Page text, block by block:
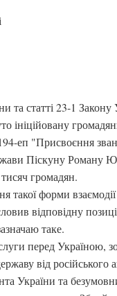
та статті 23-1 Закону
ініційовану
еп "Присвоєння
Піскуну Роману
громадян.
такої форми взаємодії
відповідну
таке.
перед Україною,
від російського
України та